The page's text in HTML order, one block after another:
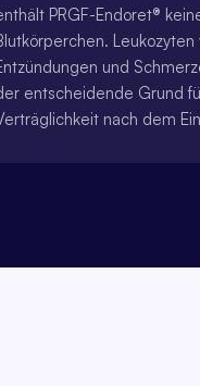
PRGF-Endoret®
Leukozyten
und
entscheidende Grund
nach dem